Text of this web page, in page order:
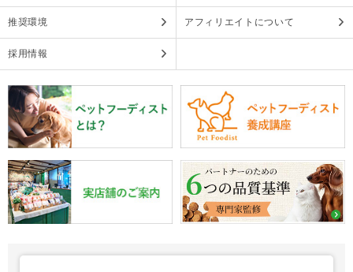
推奨環境 アフィリエイトについて
採用情報